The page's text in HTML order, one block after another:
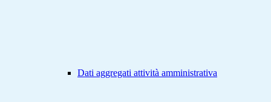
Dati aggregati attività amministrativa